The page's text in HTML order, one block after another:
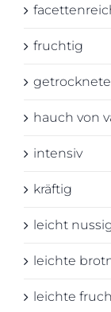
fruchtig
hauch von
intensiv
kräftig
leicht
leichte
leichte